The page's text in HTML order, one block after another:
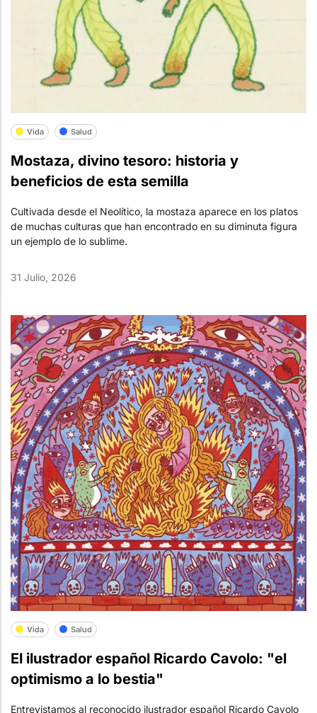
Vida Salud
Mostaza, divino tesoro: historia y
beneficios de esta semilla
Cultivada desde el Neolítico, la mostaza aparece en los platos
de muchas culturas que han encontrado en su diminuta figura
un ejemplo de lo sublime.
31 Julio, 2026
Vida Salud
El ilustrador español Ricardo Cavolo: "el
optimismo a lo bestia"
Entrevistamos al reconocido ilustrador español Ricardo Cavolo